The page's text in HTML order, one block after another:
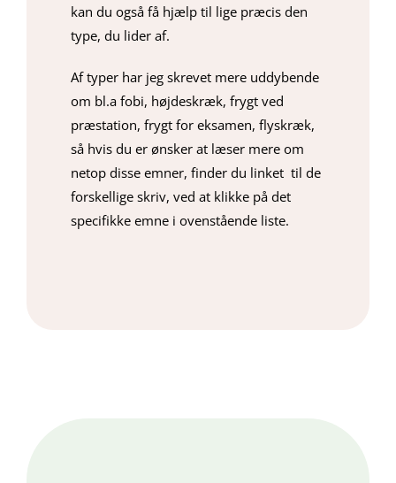
kan du også få hjælp til lige præcis den
type, du lider af.
Af typer har jeg skrevet mere uddybende
om bl.a fobi, højdeskræk, frygt ved
præstation, frygt for eksamen, flyskræk,
så hvis du er ønsker at læser mere om
netop disse emner, finder du linket til de
forskellige skriv, ved at klikke på det
specifikke emne i ovenstående liste.